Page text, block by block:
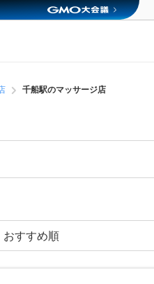
千船駅のマッサージ店